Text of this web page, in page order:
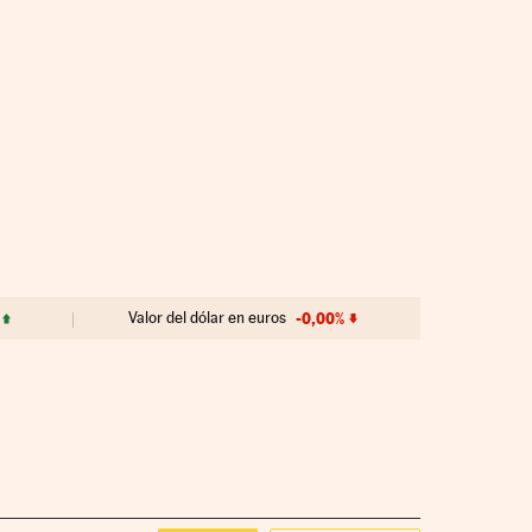
Valor del dólar en euros -0,00%